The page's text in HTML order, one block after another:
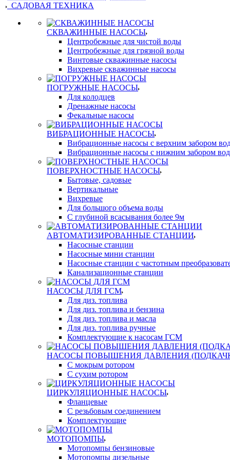
САДОВАЯ ТЕХНИКА
СКВАЖИННЫЕ НАСОСЫ
Центробежные для чистой воды
Центробежные для грязной воды
Винтовые скважинные насосы
Вихревые скважинные насосы
ПОГРУЖНЫЕ НАСОСЫ
Для колодцев
Дренажные насосы
Фекальные насосы
ВИБРАЦИОННЫЕ НАСОСЫ
Вибрационные насосы с верхним забором
Вибрационные насосы с нижним забором
ПОВЕРХНОСТНЫЕ НАСОСЫ
Бытовые, садовые
Вертикальные
Вихревые
Для большого объема воды
С глубиной всасывания более 9м
АВТОМАТИЗИРОВАННЫЕ СТАНЦИИ
Насосные станции
Насосные мини станции
Насосные станции с частотным
Канализационные станции
НАСОСЫ ДЛЯ ГСМ
Для диз. топлива
Для диз. топлива и бензина
Для диз. топлива и масла
Для диз. топлива ручные
Комплектующие к насосам ГСМ
НАСОСЫ ПОВЫШЕНИЯ ДАВЛЕНИЯ
С мокрым ротором
С сухим ротором
ЦИРКУЛЯЦИОННЫЕ НАСОСЫ
Фланцевые
С резьбовым соединением
Комплектующие
МОТОПОМПЫ
Мотопомпы бензиновые
Мотопомпы дизельные